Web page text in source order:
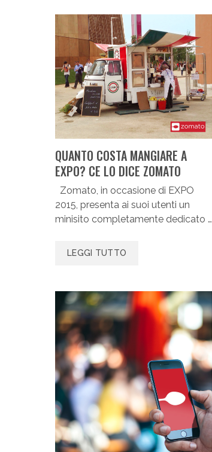
QUANTO COSTA MANGIARE A
EXPO? CE LO DICE ZOMATO
Zomato, in occasione di EXPO
2015, presenta ai suoi utenti un
mini­sito completamente dedicato …
LEGGI TUTTO